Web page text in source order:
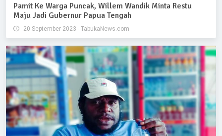
Pamit Ke Warga Puncak, Willem Wandik Minta Restu
Maju Jadi Gubernur Papua Tengah
20 September 2023 - TabukaNews.com